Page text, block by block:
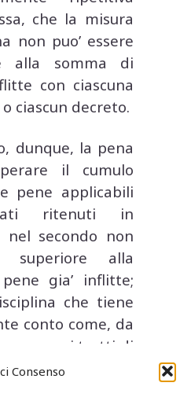
Consenso
che la misura
non puo’ essere
alla somma di
con ciascuna
ciascun decreto.
dunque, la pena
il cumulo
pene applicabili
ritenuti in
nel secondo non
superiore alla
gia’ inflitte;
che tiene
conto come, da
caso si tratti di
di pena